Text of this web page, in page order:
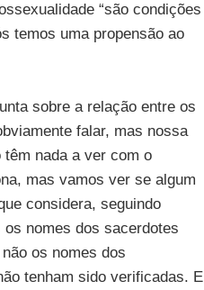
“são condições
temos uma propensão ao
sobre a relação entre os
falar, mas nossa
nada a ver com o
mas vamos ver se algum
considera, seguindo
nomes dos sacerdotes
os nomes dos
tenham sido verificadas. E